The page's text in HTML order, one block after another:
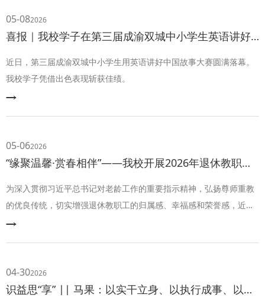
力。
05-082026
喜报｜我校学子在第三届成渝双城中小学生英语讲好中国故事大赛中斩获佳绩
近日，第三届成渝双城中小学生用英语讲好中国故事大赛圆满落幕。
我校学子凭借出色表现斩获佳绩。
05-062026
“缘聚温馨·赏春相伴”——我校开展2026年退休教职工春季健步活动
为深入贯彻习近平总书记对老龄工作的重要指示精神，弘扬尊师重教
的优良传统，切实增强退休教职工的归属感、幸福感和荣誉感，近
日，我校精心组织开展了以“缘聚温馨·赏春相伴”为主题的退休教职工
04-302026
识益思“享” || 马果：以实干立身、以执行成事、以温度育人——做一名有辨识度的中层干部